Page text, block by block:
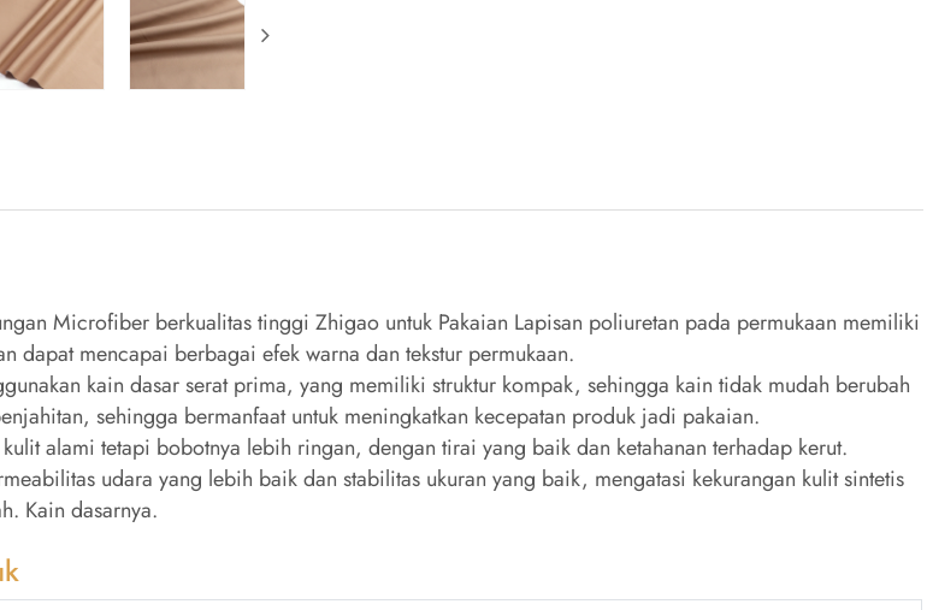
Microfiber berkualitas tinggi Zhigao untuk Pakaian Lapisan poliuretan pada permukaan memiliki
dapat mencapai berbagai efek warna dan tekstur permukaan.
kain dasar serat prima, yang memiliki struktur kompak, sehingga kain tidak mudah berubah
sehingga bermanfaat untuk meningkatkan kecepatan produk jadi pakaian.
alami tetapi bobotnya lebih ringan, dengan tirai yang baik dan ketahanan terhadap kerut.
udara yang lebih baik dan stabilitas ukuran yang baik, mengatasi kekurangan kulit sintetis
Kain dasarnya.